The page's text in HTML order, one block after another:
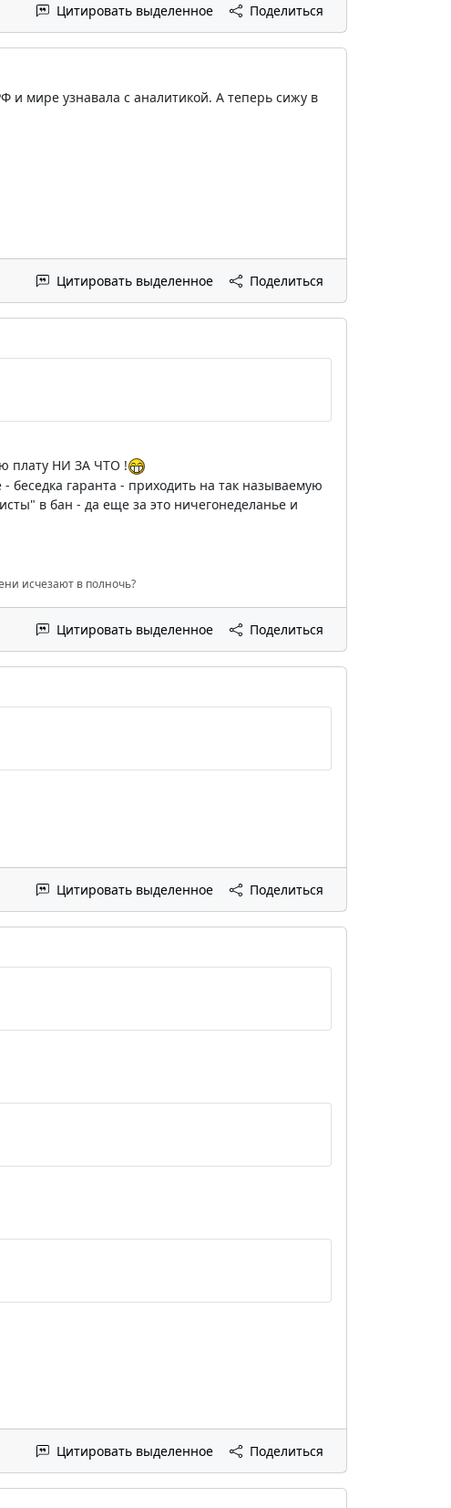
Цитировать выделенное Поделиться
и мире узнавала с аналитикой. А теперь сижу в
Цитировать выделенное Поделиться
плату НИ ЗА ЧТО !
гаранта - приходить на так называемую
в бан - да еще за это ничегонеделанье и
исчезают в полночь?
Цитировать выделенное Поделиться
Цитировать выделенное Поделиться
Цитировать выделенное Поделиться